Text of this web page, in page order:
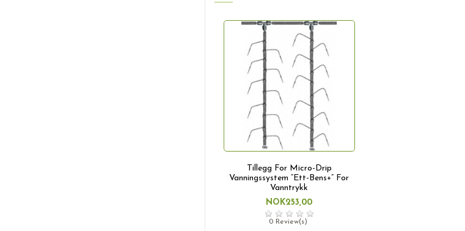
Tillegg For Micro-Drip
Vanningssystem “Ett-Bens+” For
Vanntrykk
NOK253,00
0 Review(s)